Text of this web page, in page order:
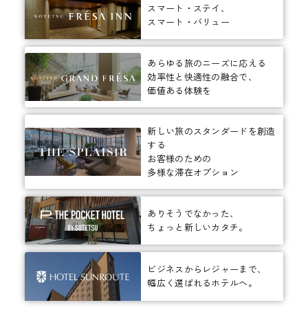
スマート・ステイ、
スマート・バリュー
あらゆる旅のニーズに応える
効率性と快適性の融合で、
価値ある体験を
新しい旅のスタンダードを創造
する
お客様のための
多様な滞在オプション
ありそうでなかった、
ちょっと新しいカタチ。
ビジネスからレジャーまで、
幅広く選ばれるホテルへ。